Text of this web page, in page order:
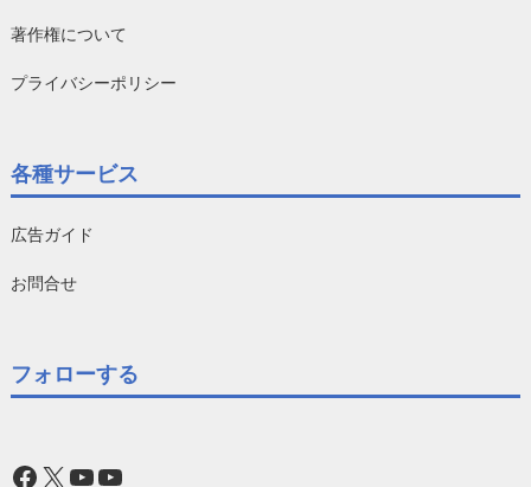
著作権について
プライバシーポリシー
各種サービス
広告ガイド
お問合せ
フォローする
Facebook
X YouTube
YouTube